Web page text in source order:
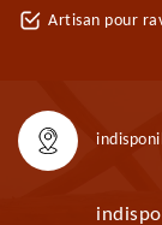
Artisan pour